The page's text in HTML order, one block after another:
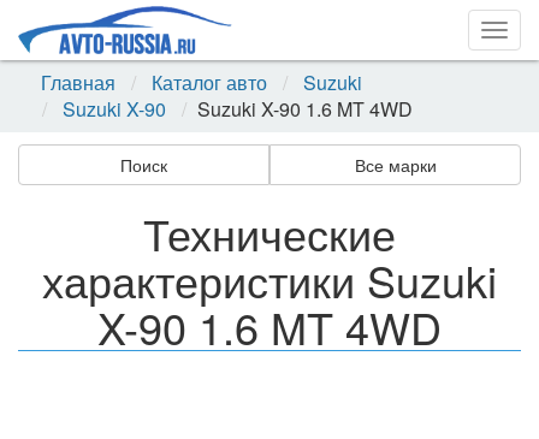
Главная
Каталог авто
Suzuki
Suzuki X-90
Suzuki X-90 1.6 MT 4WD
Поиск Все марки
Технические
характеристики Suzuki
X-90 1.6 MT 4WD